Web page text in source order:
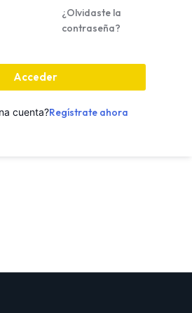
¿Olvidaste la
contraseña?
Acceder
cuenta?Regístrate ahora